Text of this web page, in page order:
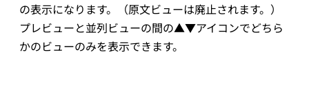
の表示になります。（原文ビューは廃止されます。）
プレビューと並列ビューの間の▲▼アイコンでどちら
かのビューのみを表示できます。